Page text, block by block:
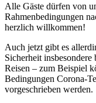
Alle Gäste dürfen von
Rahmenbedingungen
herzlich willkommen!
Auch jetzt gibt es
Sicherheit
Reisen – zum Beispiel
Bedingungen Corona-
vorgeschrieben werden.